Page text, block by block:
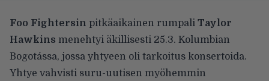
Foo Fightersin pitkäaikainen rumpali Taylor
Hawkins menehtyi äkillisesti 25.3. Kolumbian
Bogotássa, jossa yhtyeen oli tarkoitus konsertoida.
Yhtye vahvisti suru-uutisen myöhemmin